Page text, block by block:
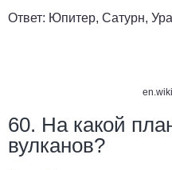
Ответ: Юпитер, Сатурн,
60. На какой
вулканов?